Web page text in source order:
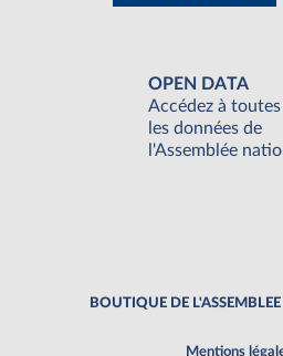
OPEN DATA
Accédez à toutes
les données de
l'Assemblée
BOUTIQUE DE L'ASSEMBLEE
Mentions